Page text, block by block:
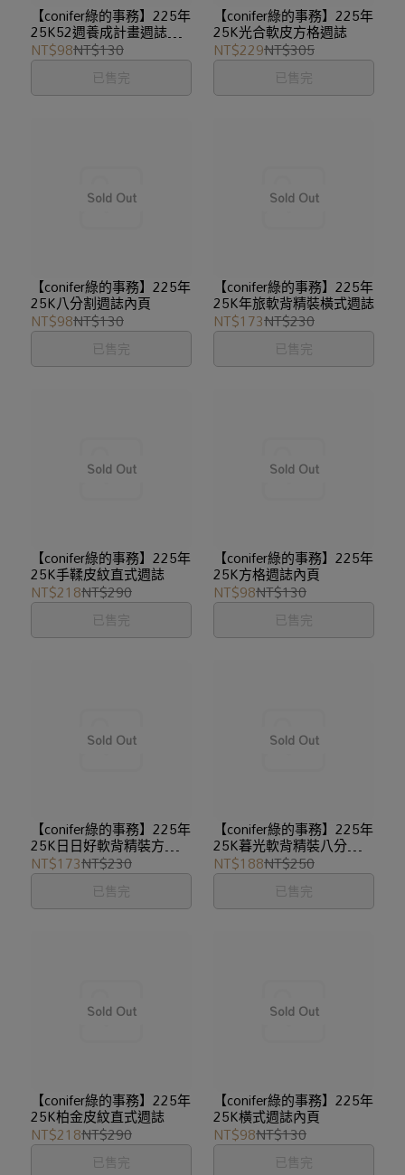
【conifer綠的事務】225年
25K52週養成計畫週誌內
頁
NT$98NT$130
已售完
【conifer綠的事務】225年
25K光合軟皮方格週誌
NT$229NT$305
已售完
【conifer綠的事務】225年
25K八分割週誌內頁
NT$98NT$130
已售完
【conifer綠的事務】225年
25K年旅軟背精裝橫式週誌
NT$173NT$230
已售完
【conifer綠的事務】225年
25K手鞣皮紋直式週誌
NT$218NT$290
已售完
【conifer綠的事務】225年
25K方格週誌內頁
NT$98NT$130
已售完
【conifer綠的事務】225年
25K日日好軟背精裝方格週
誌
NT$173NT$230
已售完
【conifer綠的事務】225年
25K暮光軟背精裝八分割週
誌
NT$188NT$250
已售完
【conifer綠的事務】225年
25K柏金皮紋直式週誌
NT$218NT$290
已售完
【conifer綠的事務】225年
25K橫式週誌內頁
NT$98NT$130
已售完